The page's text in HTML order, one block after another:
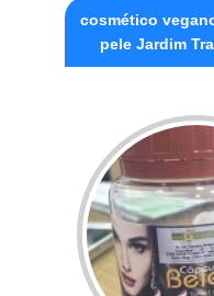
cosmético
pele Jardim